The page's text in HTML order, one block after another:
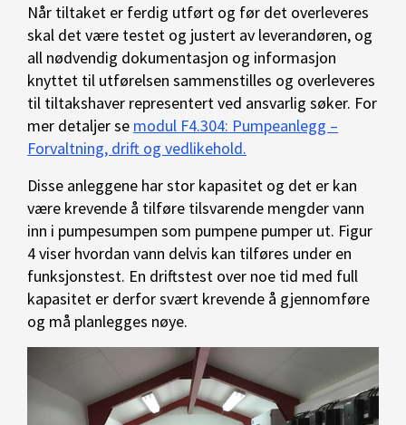
Når tiltaket er ferdig utført og før det overleveres
skal det være testet og justert av leverandøren, og
all nødvendig dokumentasjon og informasjon
knyttet til utførelsen sammenstilles og overleveres
til tiltakshaver representert ved ansvarlig søker. For
mer detaljer se modul F4.304: Pumpeanlegg –
Forvaltning, drift og vedlikehold.
Disse anleggene har stor kapasitet og det er kan
være krevende å tilføre tilsvarende mengder vann
inn i pumpesumpen som pumpene pumper ut. Figur
4 viser hvordan vann delvis kan tilføres under en
funksjonstest. En driftstest over noe tid med full
kapasitet er derfor svært krevende å gjennomføre
og må planlegges nøye.